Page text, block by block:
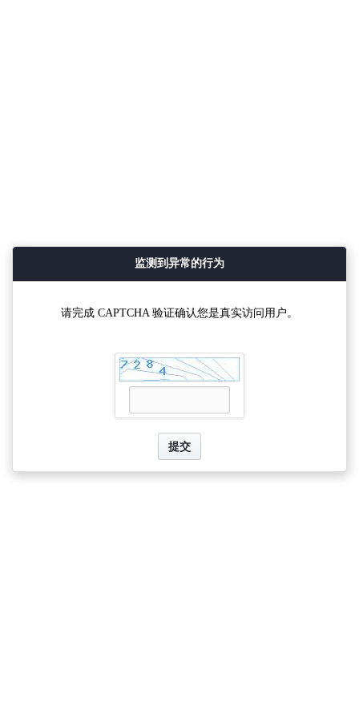
监测到异常的行为
请完成 CAPTCHA 验证确认您是真实访问用户。